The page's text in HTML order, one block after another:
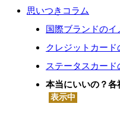
思いつきコラム
国際ブランドの
クレジットカード
ステータスカード
本当にいいの？